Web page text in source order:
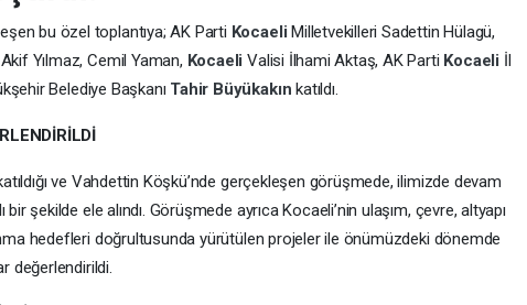
bu özel toplantıya; AK Parti KocaeliMilletvekilleri Sadettin Hülagü,
Yılmaz, Cemil Yaman, KocaeliValisi İlhami Aktaş, AK Parti Kocaeli İl
Belediye Başkanı Tahir Büyükakınkatıldı.
ve Vahdettin Köşkü’nde gerçekleşen görüşmede, ilimizde devam
şekilde ele alındı. Görüşmede ayrıca Kocaeli’nin ulaşım, çevre, altyapı
hedefleri doğrultusunda yürütülen projeler ile önümüzdeki dönemde
değerlendirildi.